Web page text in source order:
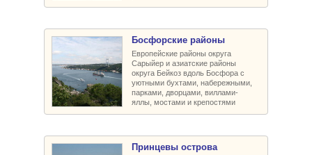
Босфорские районы
Европейские районы округа
Сарыйер и азиатские районы
округа Бейкоз вдоль Босфора с
уютными бухтами, набережными,
парками, дворцами, виллами-
яллы, мостами и крепостями
Принцевы острова